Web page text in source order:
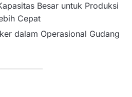
Besar untuk Produksi
Cepat
dalam Operasional Gudang